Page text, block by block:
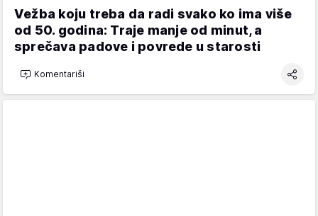
Vežba koju treba da radi svako ko ima više
od 50. godina: Traje manje od minut, a
sprečava padove i povrede u starosti
Komentariši